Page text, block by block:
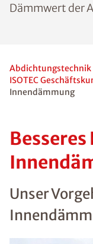
Dämmwert der
Abdichtungstechnik
ISOTEC
Innendämmung
Unser